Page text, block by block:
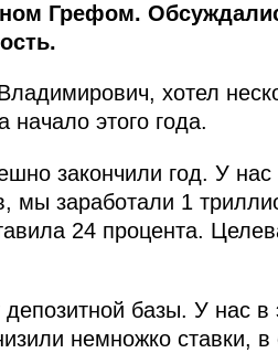
Грефом.
хотел
этого года.
закончили год. У
мы заработали 1
24 процента.
базы. У нас
немножко ставки, в